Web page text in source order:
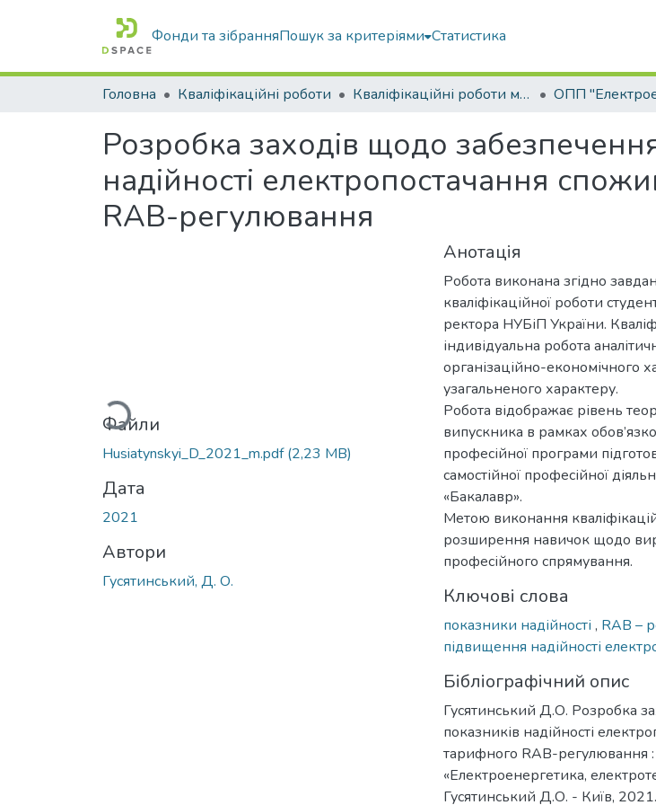
Фонди та зібранняПошук за критеріями Статистика
Головна Кваліфікаційні роботи Кваліфікаційні роботи магістрів
Розробка заходів щодо
надійності електропостачання
RAB-регулювання
Вантажиться...
Файли
Husiatynskyi_D_2021_m.pdf(2,23 MB)
Дата
2021
Автори
Гусятинський, Д. О.
Анотація
Робота виконана згідно
кваліфікаційної роботи
ректора НУБіП України.
індивідуальна робота
організаційно-економічного
узагальненого характеру.
Робота відображає рівень
випускника в рамках
професійної програми
самостійної професійної
«Бакалавр».
Метою виконання
розширення навичок щодо
професійного спрямування.
Ключові слова
показники надійності , RAB –
підвищення надійності
Бібліографічний опис
Гусятинський Д.О. Розробка
показників надійності
тарифного RAB-регулювання :
«Електроенергетика,
Гусятинський Д.О. - Київ,